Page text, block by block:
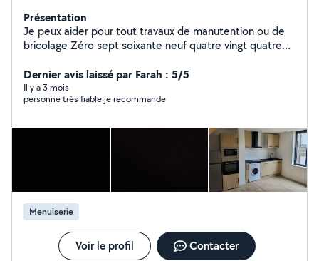
Présentation
Je peux aider pour tout travaux de manutention ou de
bricolage Zéro sept soixante neuf quatre vingt quatre
Dernier avis laissé par Farah : 5/5
Il y a 3 mois
personne très fiable je recommande
Menuiserie
Voir le profil Contacter